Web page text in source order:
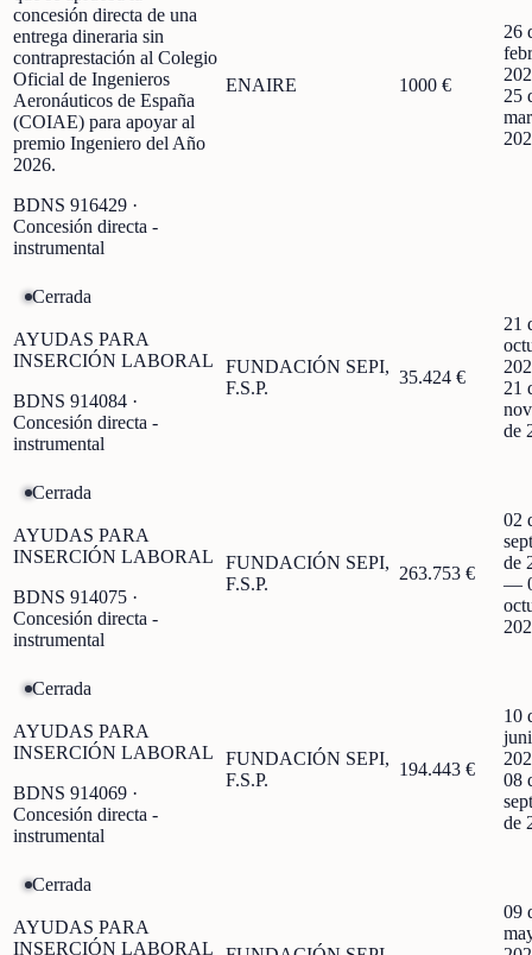
concesión directa de una
entrega dineraria sin
contraprestación al Colegio
Oficial de Ingenieros
Aeronáuticos de España
(COIAE) para apoyar al
premio Ingeniero del Año
2026.
BDNS 916429 ·
Concesión directa -
instrumental
ENAIRE 1000 €
26
25
Cerrada
AYUDAS PARA
INSERCIÓN LABORAL
BDNS 914084 ·
Concesión directa -
instrumental
FUNDACIÓN SEPI,
F.S.P.
35.424 €
21
21
de
Cerrada
AYUDAS PARA
INSERCIÓN LABORAL
BDNS 914075 ·
Concesión directa -
instrumental
FUNDACIÓN SEPI,
F.S.P.
263.753 €
02
de
—
Cerrada
AYUDAS PARA
INSERCIÓN LABORAL
BDNS 914069 ·
Concesión directa -
instrumental
FUNDACIÓN SEPI,
F.S.P.
194.443 €
10
08
de
Cerrada
AYUDAS PARA
INSERCIÓN LABORAL
09